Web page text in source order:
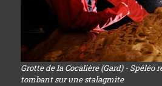
Grotte de la Cocalière (Gard) - Spéléo
tombant sur une stalagmite